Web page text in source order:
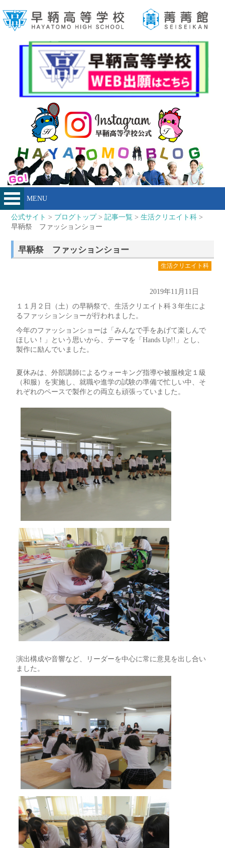
MENU
公式サイト > ブログトップ>記事一覧 >生活クリエイト科 >
早鞆祭 ファッションショー
早鞆祭 ファッションショー
生活クリエイト科
2019年11月11日
１１月２日（土）の早鞆祭で、生活クリエイト科３年生によ
るファッションショーが行われました。
今年のファッションショーは「みんなで手をあげて楽しんで
ほしい！」という思いから、テーマを「Hands Up!!」 とし、
製作に励んでいました。
夏休みは、外部講師によるウォーキング指導や被服検定１級
（和服）を実施し、就職や進学の試験の準備で忙しい中、そ
れぞれのペースで製作との両立も頑張っていました。
演出構成や音響など、リーダーを中心に常に意見を出し合い
ました。